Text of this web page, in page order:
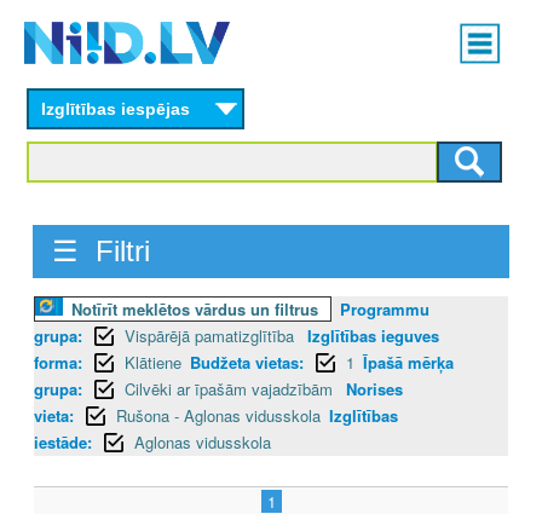
content
Main
menu
Izglītības iespējas
☰ Filtri
Notīrīt meklētos vārdus un filtrus
Programmu
grupa:
Vispārējā pamatizglītība Izglītības ieguves
forma:
Klātiene Budžeta vietas: 1 Īpašā mērķa
grupa:
Cilvēki ar īpašām vajadzībām
Norises
vieta:
Rušona - Aglonas vidusskola Izglītības
iestāde:
Aglonas vidusskola
1